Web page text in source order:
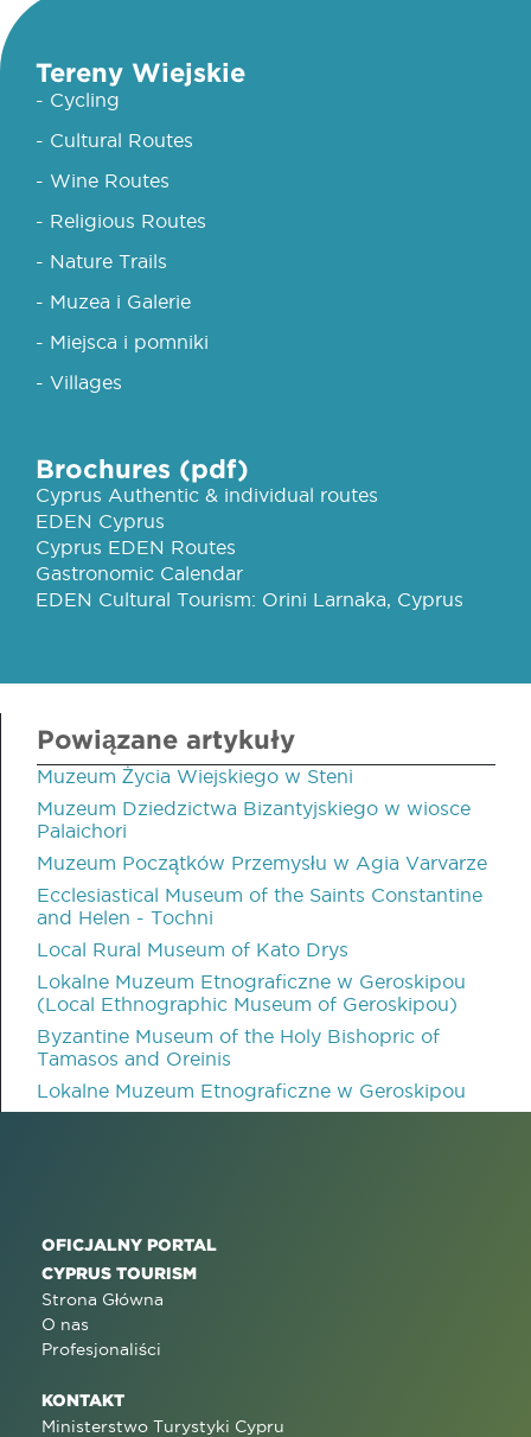
Tereny Wiejskie
- Cycling
- Cultural Routes
- Wine Routes
- Religious Routes
- Nature Trails
- Muzea i Galerie
- Miejsca i pomniki
- Villages
Brochures (pdf)
Cyprus Authentic & individual routes
EDEN Cyprus
Cyprus EDEN Routes
Gastronomic Calendar
EDEN Cultural Tourism: Orini Larnaka, Cyprus
Powiązane artykuły
Muzeum Życia Wiejskiego w Steni
Muzeum Dziedzictwa Bizantyjskiego w wiosce
Palaichori
Muzeum Początków Przemysłu w Agia Varvarze
Ecclesiastical Museum of the Saints Constantine
and Helen - Tochni
Local Rural Museum of Kato Drys
Lokalne Muzeum Etnograficzne w Geroskipou
(Local Ethnographic Museum of Geroskipou)
Byzantine Museum of the Holy Bishopric of
Tamasos and Oreinis
Lokalne Muzeum Etnograficzne w Geroskipou
OFICJALNY PORTAL
CYPRUS TOURISM
Strona Główna
O nas
Profesjonaliści
KONTAKT
Ministerstwo Turystyki Cypru